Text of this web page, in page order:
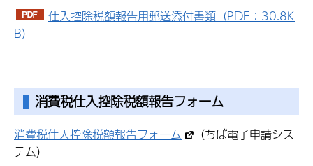
仕入控除税額報告用郵送添付書類（PDF：30.8K
B）
消費税仕入控除税額報告フォーム
消費税仕入控除税額報告フォーム
（ちば電子申請シス
テム）